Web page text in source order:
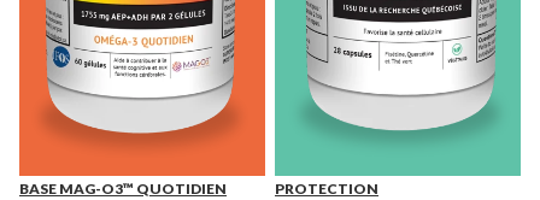
BASE MAG-O3™ QUOTIDIEN PROTECTION